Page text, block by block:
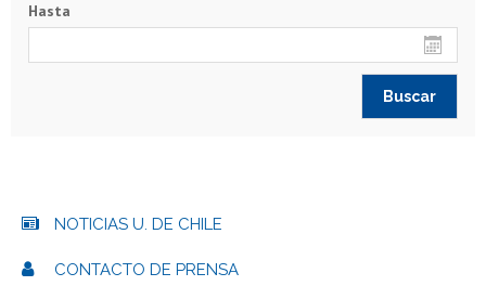
Hasta
NOTICIAS U. DE CHILE
CONTACTO DE PRENSA